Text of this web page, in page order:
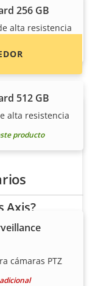
256 GB
alta resistencia
512 GB
alta resistencia
producto
cámaras PTZ
Axis?
en
de
productos y